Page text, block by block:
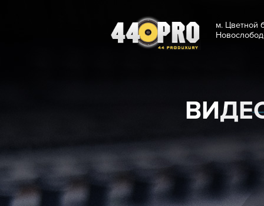
м.